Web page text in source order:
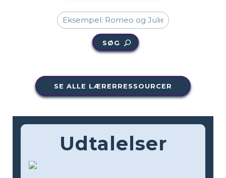
SØG
SE ALLE LÆRERRESSOURCER
Udtalelser